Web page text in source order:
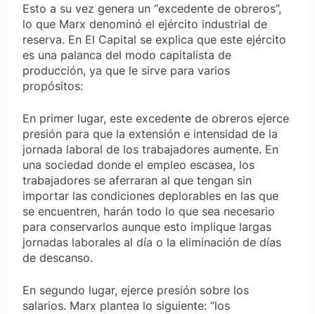
Esto a su vez genera un “excedente de obreros”,
lo que Marx denominó el ejército industrial de
reserva. En El Capital se explica que este ejército
es una palanca del modo capitalista de
producción, ya que le sirve para varios
propósitos:
En primer lugar, este excedente de obreros ejerce
presión para que la extensión e intensidad de la
jornada laboral de los trabajadores aumente. En
una sociedad donde el empleo escasea, los
trabajadores se aferraran al que tengan sin
importar las condiciones deplorables en las que
se encuentren, harán todo lo que sea necesario
para conservarlos aunque esto implique largas
jornadas laborales al día o la eliminación de días
de descanso.
En segundo lugar, ejerce presión sobre los
salarios. Marx plantea lo siguiente: “los